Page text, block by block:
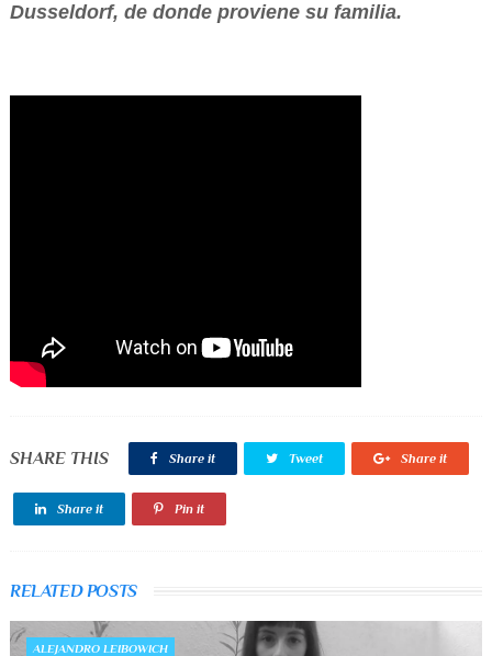
Dusseldorf, de donde proviene su familia.
SHARE THIS Share it Tweet Share it
Share it Pin it
RELATED POSTS
ALEJANDRO LEIBOWICH